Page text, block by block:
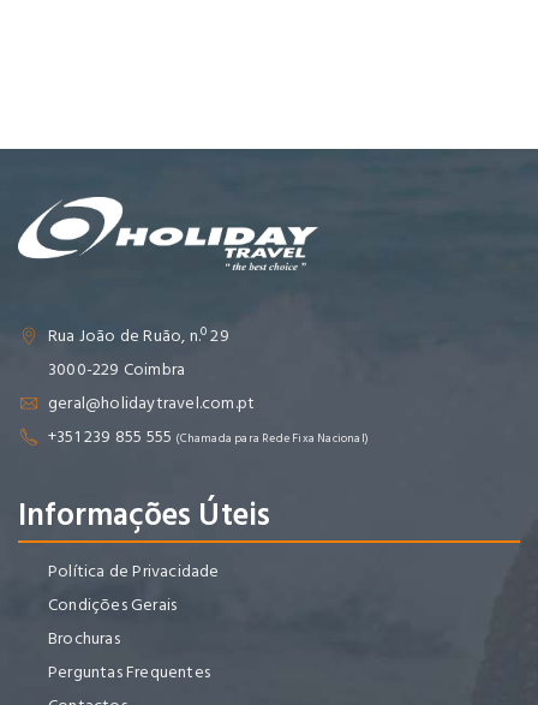
Rua João de Ruão, n.º 29
3000-229 Coimbra
geral@holidaytravel.com.pt
+351 239 855 555 (Chamada para Rede Fixa Nacional)
Informações Úteis
Política de Privacidade
Condições Gerais
Brochuras
Perguntas Frequentes